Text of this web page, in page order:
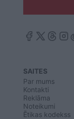
SAITES
Par mums
Kontakti
Reklāma
Noteikumi
Ētikas kodekss